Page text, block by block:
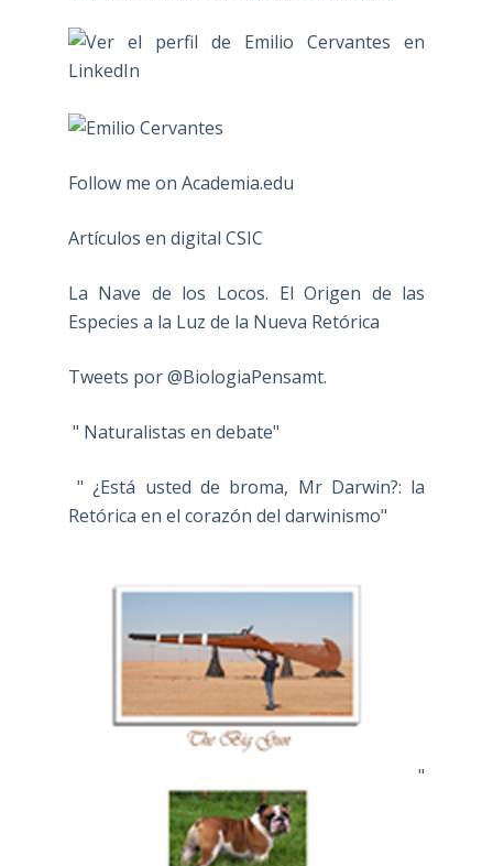
Follow me on Academia.edu
Artículos en digital CSIC
La Nave de los Locos. El Origen de las
Especies a la Luz de la Nueva Retórica
Tweets por @BiologiaPensamt.
" Naturalistas en debate"
" ¿Está usted de broma, Mr Darwin?: la
Retórica en el corazón del darwinismo"
"